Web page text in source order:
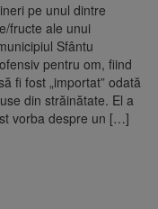
de
țara,
din 12
pe unul dintre
fructe ale unui
Sfântu
pentru om, fiind
fi fost „importat” odată
din străinătate. El a
vorba despre un […]